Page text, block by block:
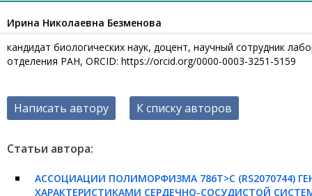
Ирина Николаевна Безменова
кандидат биологических наук, доцент, научный сотрудник
отделения РАН, ORCID: https://orcid.org/0000-0003-3251-5159
Написать автору К списку авторов
Статьи автора:
АССОЦИАЦИИ ПОЛИМОРФИЗМА 786T>C (RS2070744)
ХАРАКТЕРИСТИКАМИ СЕРДЕЧНО-СОСУДИСТОЙ